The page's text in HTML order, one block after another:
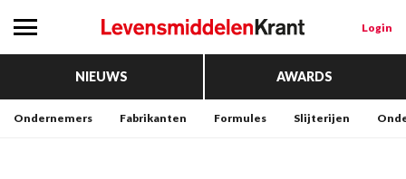
Login
NIEUWS AWARDS
Ondernemers Fabrikanten Formules Slijterijen